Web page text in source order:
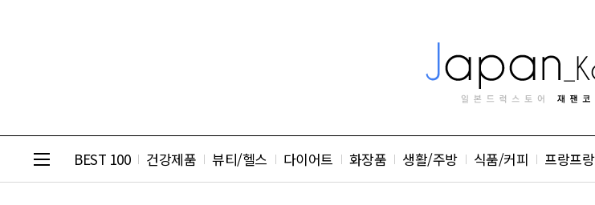
BEST 100 건강제품 뷰티/헬스 다이어트 화장품 생활/주방 식품/커피 프랑프랑